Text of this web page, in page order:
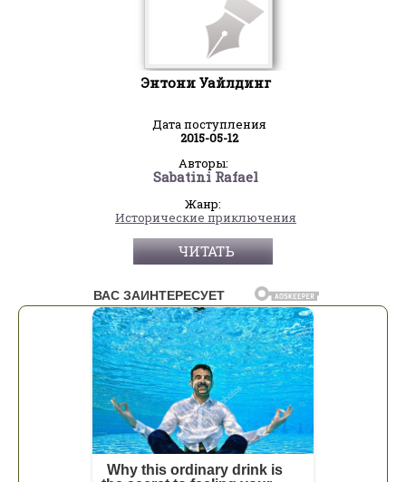
Энтони Уайлдинг
Дата поступления
2015-05-12
Авторы:
Sabatini Rafael
Жанр:
Исторические приключения
ЧИТАТЬ